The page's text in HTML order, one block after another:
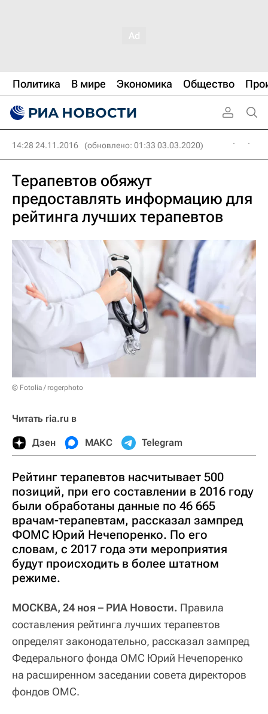
Политика В мире Экономика Общество
14:28 24.11.2016 (обновлено: 01:33 03.03.2020)
Терапевтов обяжут
предоставлять информацию для
рейтинга лучших терапевтов
© Fotolia / rogerphoto
Читать ria.ru в
Дзен МАКС Telegram
Рейтинг терапевтов насчитывает 500
позиций, при его составлении в 2016 году
были обработаны данные по 46 665
врачам-терапевтам, рассказал зампред
ФОМС Юрий Нечепоренко. По его
словам, с 2017 года эти мероприятия
будут происходить в более штатном
режиме.
МОСКВА, 24 ноя – РИА Новости. Правила
составления рейтинга лучших терапевтов
определят законодательно, рассказал зампред
Федерального фонда ОМС Юрий Нечепоренко
на расширенном заседании совета директоров
фондов ОМС.